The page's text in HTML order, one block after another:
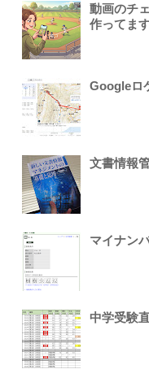
動画のチ
作ってま
Googleロ
文書情報
マイナン
中学受験